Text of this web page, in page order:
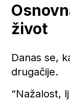
život
Danas se,
drugačije.
“Nažalost,